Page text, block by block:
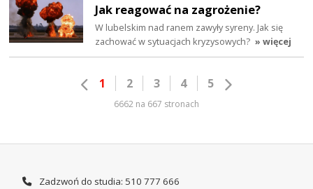
Jak reagować na zagrożenie?
W lubelskim nad ranem zawyły syreny. Jak się
zachować w sytuacjach kryzysowych? » więcej
1 2 3 4 5
6662 na 667 stronach
Zadzwoń do studia: 510 777 666